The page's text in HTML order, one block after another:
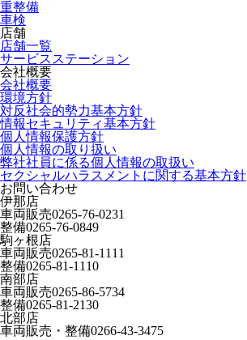
重整備
車検
店舗
店舗一覧
サービスステーション
会社概要
会社概要
環境方針
対反社会的勢力基本方針
情報セキュリティ基本方針
個人情報保護方針
個人情報の取り扱い
弊社社員に係る個人情報の取扱い
セクシャルハラスメントに関する基本方針
お問い合わせ
伊那店
車両販売0265-76-0231
整備0265-76-0849
駒ヶ根店
車両販売0265-81-1111
整備0265-81-1110
南部店
車両販売0265-86-5734
整備0265-81-2130
北部店
車両販売・整備0266-43-3475